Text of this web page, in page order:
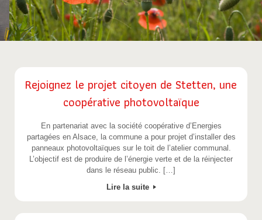
Rejoignez le projet citoyen de Stetten, une
coopérative photovoltaïque
En partenariat avec la société coopérative d’Energies
partagées en Alsace, la commune a pour projet d’installer des
panneaux photovoltaïques sur le toit de l’atelier communal.
L’objectif est de produire de l’énergie verte et de la réinjecter
dans le réseau public. […]
Lire la suite